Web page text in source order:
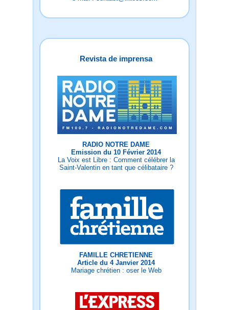
Revista de imprensa
RADIO NOTRE DAME
Emission du 10 Février 2014
La Voix est Libre : Comment célébrer la
Saint-Valentin en tant que célibataire ?
FAMILLE CHRETIENNE
Article du 4 Janvier 2014
Mariage chrétien : oser le Web